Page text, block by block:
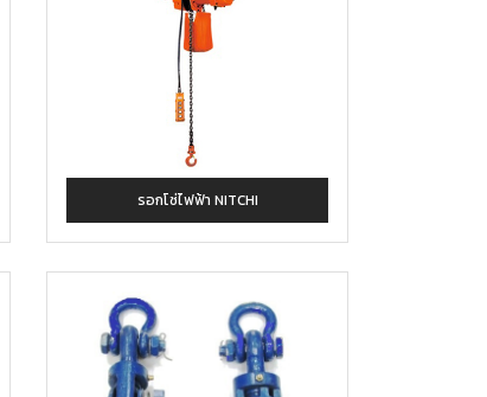
รอกโซ่ไฟฟ้า NITCHI